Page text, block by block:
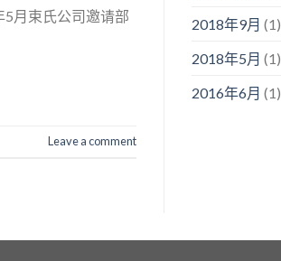
月束氏公司邀请部
Leave a comment
2018年9月 (1)
2018年5月 (1)
2016年6月 (1)